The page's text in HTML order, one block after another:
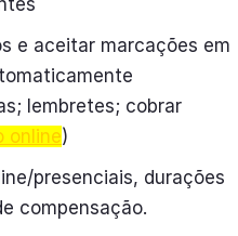
e aceitar marcações em
lembretes; cobrar
online)
presenciais, durações
compensação.